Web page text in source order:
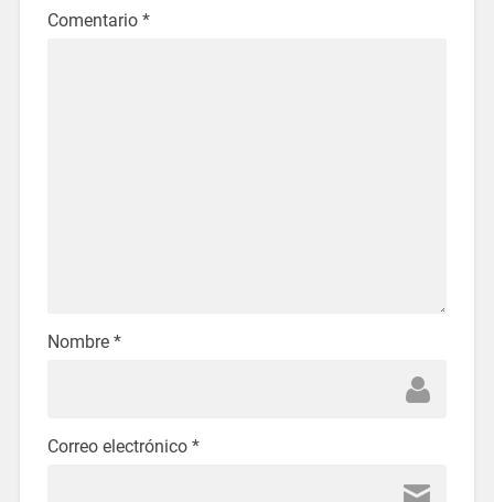
Comentario *
Nombre *
Correo electrónico *